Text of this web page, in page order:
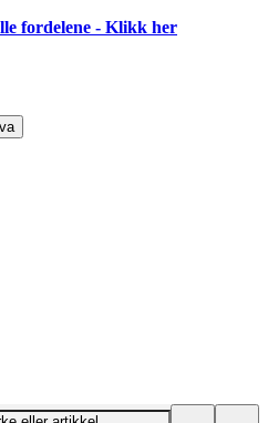
fordelene - Klikk her